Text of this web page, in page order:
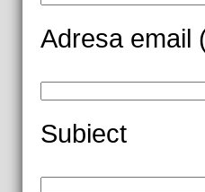
Adresa email
Subiect